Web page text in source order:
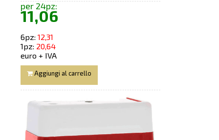
per 24pz:
11,06
6pz: 12,31
1pz: 20,64
euro + IVA
Aggiungi al carrello